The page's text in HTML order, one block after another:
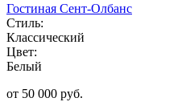
Гостиная Сент-Олбанс
Стиль:
Классический
Цвет:
Белый
от 50 000 руб.